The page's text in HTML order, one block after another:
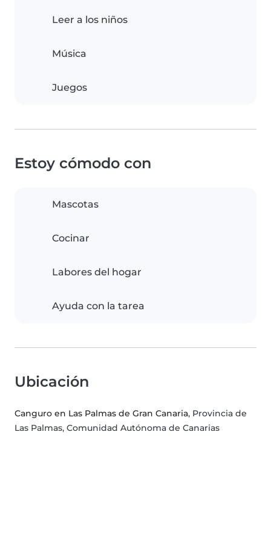
Leer a los niños
Música
Juegos
Estoy cómodo con
Mascotas
Cocinar
Labores del hogar
Ayuda con la tarea
Ubicación
Canguro en Las Palmas de Gran Canaria, Provincia de
Las Palmas, Comunidad Autónoma de Canarias